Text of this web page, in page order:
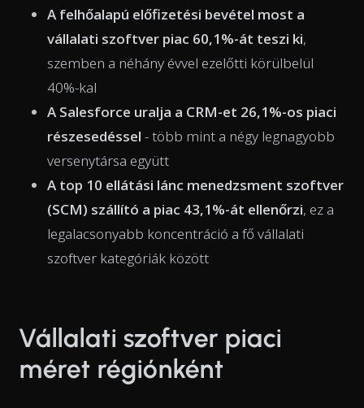
A felhőalapú előfizetési bevétel most a
vállalati szoftver piac 60,1%-át teszi ki,
szemben a néhány évvel ezelőtti körülbelül
40%-kal
A Salesforce uralja a CRM-et 26,1%-os piaci
részesedéssel - több mint a négy legnagyobb
versenytársa együtt
A top 10 ellátási lánc menedzsment szoftver
(SCM) szállító a piac 43,1%-át ellenőrzi, ez a
legalacsonyabb koncentráció a fő vállalati
szoftver kategóriák között
Vállalati szoftver piaci
méret régiónként